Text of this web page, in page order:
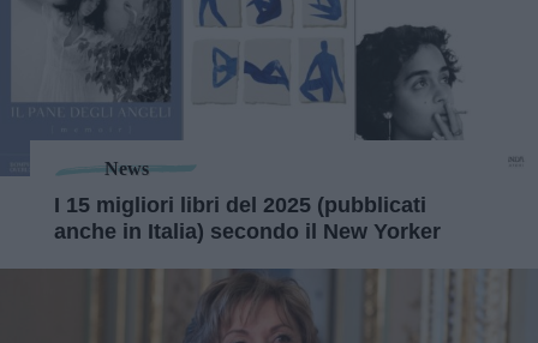
News
I 15 migliori libri del 2025 (pubblicati
anche in Italia) secondo il New Yorker